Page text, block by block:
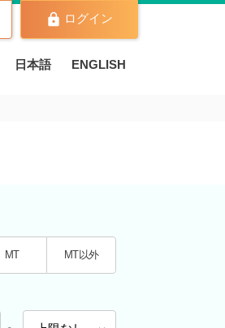
日本語 ENGLISH
ログイン
MT MT以外